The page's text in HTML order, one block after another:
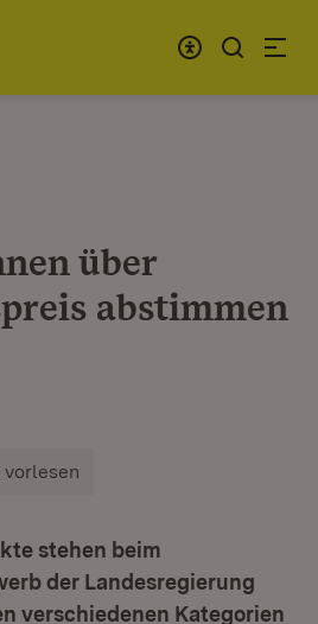
über
abstimmen
vorlesen
stehen beim
der Landesregierung
verschiedenen Kategorien